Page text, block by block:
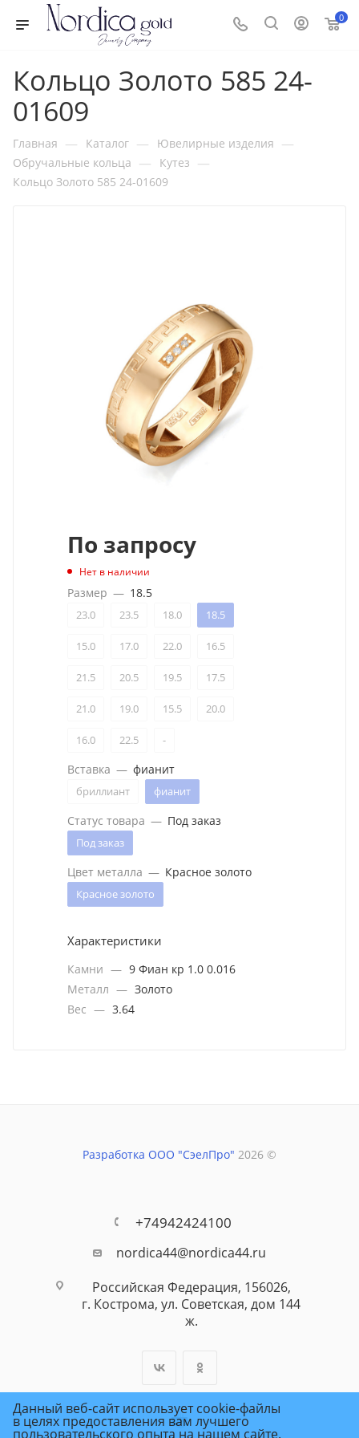
0
Кольцо Золото 585 24-
01609
Главная — Каталог — Ювелирные изделия —
Обручальные кольца — Кутез —
Кольцо Золото 585 24-01609
По запросу
Нет в наличии
Размер — 18.5
23.0 23.5 18.0 18.5
15.0 17.0 22.0 16.5
21.5 20.5 19.5 17.5
21.0 19.0 15.5 20.0
16.0 22.5 -
Вставка — фианит
бриллиант фианит
Статус товара — Под заказ
Под заказ
Цвет металла — Красное золото
Красное золото
Характеристики
Камни — 9 Фиан кр 1.0 0.016
Металл — Золото
Вес — 3.64
Разработка ООО "СэелПро" 2026 ©
+74942424100
nordica44@nordica44.ru
Российская Федерация, 156026,
г. Кострома, ул. Советская, дом 144
ж.
Данный веб-сайт использует cookie-файлы
в целях предоставления вам лучшего
пользовательского опыта на нашем сайте.